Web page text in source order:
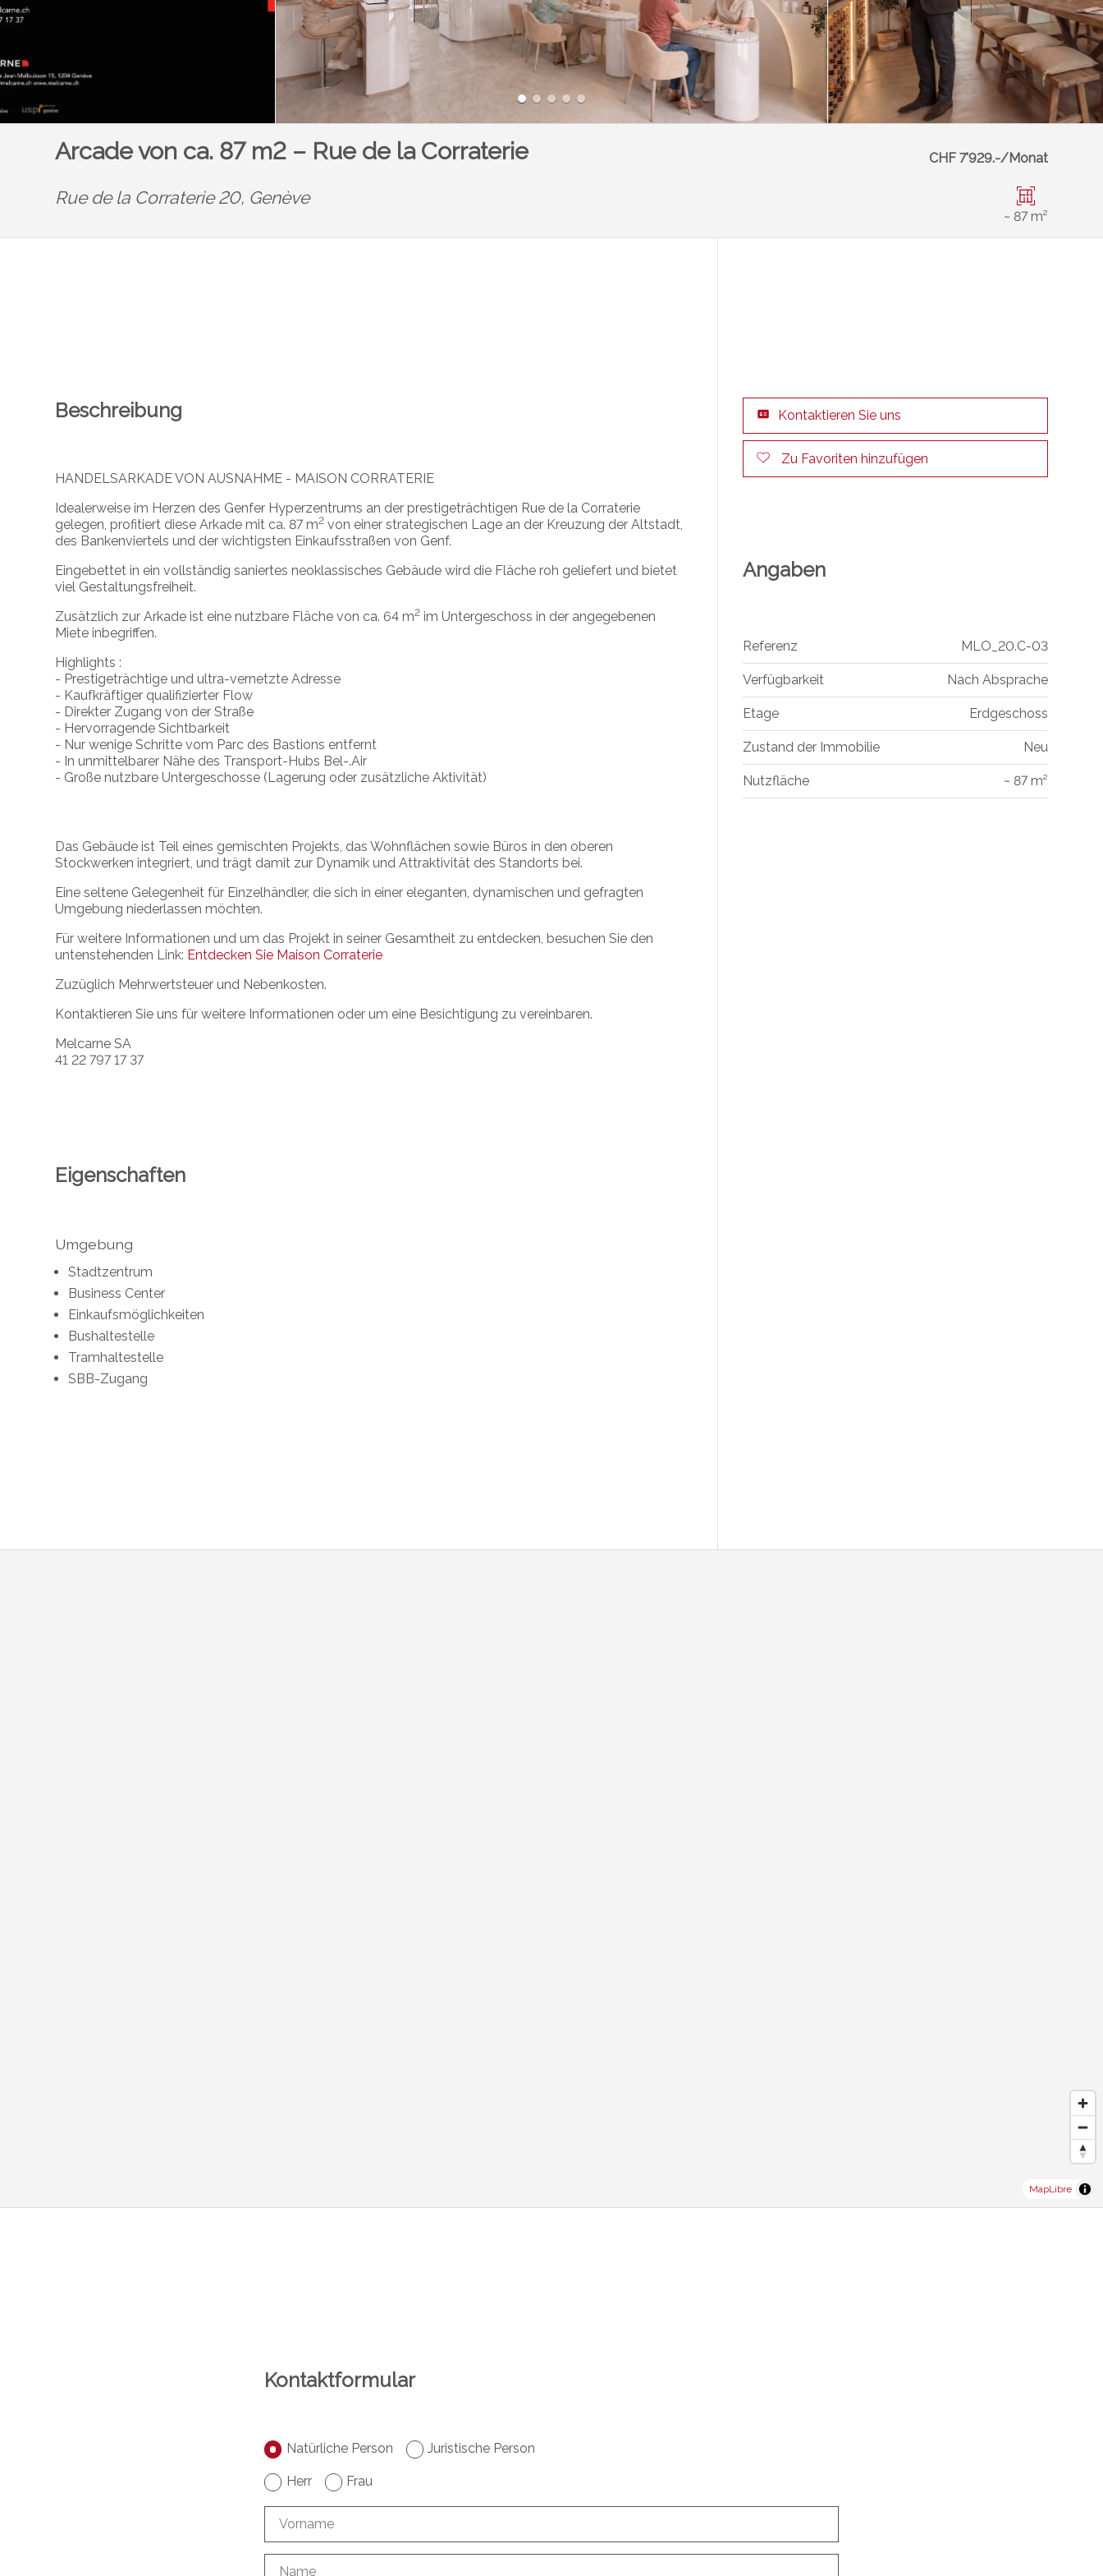
Arcade von ca. 87 m2 – Rue de la Corraterie CHF 7'929.-/Monat
Rue de la Corraterie 20, Genève
~ 87 m²
Beschreibung
HANDELSARKADE VON AUSNAHME - MAISON CORRATERIE
Idealerweise im Herzen des Genfer Hyperzentrums an der prestigeträchtigen Rue de la Corraterie
gelegen, profitiert diese Arkade mit ca. 87 m2 von einer strategischen Lage an der Kreuzung der Altstadt,
des Bankenviertels und der wichtigsten Einkaufsstraßen von Genf.
Eingebettet in ein vollständig saniertes neoklassisches Gebäude wird die Fläche roh geliefert und bietet
viel Gestaltungsfreiheit.
Zusätzlich zur Arkade ist eine nutzbare Fläche von ca. 64 m2 im Untergeschoss in der angegebenen
Miete inbegriffen.
Highlights :
- Prestigeträchtige und ultra-vernetzte Adresse
- Kaufkräftiger qualifizierter Flow
- Direkter Zugang von der Straße
- Hervorragende Sichtbarkeit
- Nur wenige Schritte vom Parc des Bastions entfernt
- In unmittelbarer Nähe des Transport-Hubs Bel-.Air
- Große nutzbare Untergeschosse (Lagerung oder zusätzliche Aktivität)
Das Gebäude ist Teil eines gemischten Projekts, das Wohnflächen sowie Büros in den oberen
Stockwerken integriert, und trägt damit zur Dynamik und Attraktivität des Standorts bei.
Eine seltene Gelegenheit für Einzelhändler, die sich in einer eleganten, dynamischen und gefragten
Umgebung niederlassen möchten.
Für weitere Informationen und um das Projekt in seiner Gesamtheit zu entdecken, besuchen Sie den
untenstehenden Link: Entdecken Sie Maison Corraterie
Zuzüglich Mehrwertsteuer und Nebenkosten.
Kontaktieren Sie uns für weitere Informationen oder um eine Besichtigung zu vereinbaren.
Melcarne SA
41 22 797 17 37
Eigenschaften
Umgebung
Stadtzentrum
Business Center
Einkaufsmöglichkeiten
Bushaltestelle
Tramhaltestelle
SBB-Zugang
Kontaktieren Sie uns
Zu Favoriten hinzufügen
Angaben
Referenz MLO_20.C-03
Verfügbarkeit Nach Absprache
Etage Erdgeschoss
Zustand der Immobilie Neu
Nutzfläche ~ 87 m²
MapLibre
Kontaktformular
Natürliche Person Juristische Person
Herr Frau
Vorname
Name